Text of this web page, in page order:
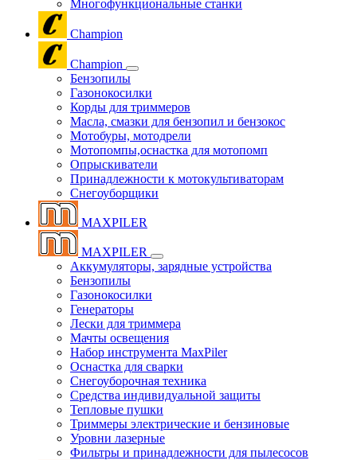
Многофункциональные станки
Champion
Champion
Бензопилы
Газонокосилки
Корды для триммеров
Масла, смазки для бензопил и бензокос
Мотобуры, мотодрели
Мотопомпы,оснастка для мотопомп
Опрыскиватели
Принадлежности к мотокультиваторам
Снегоуборщики
MAXPILER
MAXPILER
Аккумуляторы, зарядные устройства
Бензопилы
Газонокосилки
Генераторы
Лески для триммера
Мачты освещения
Набор инструмента MaxPiler
Оснастка для сварки
Снегоуборочная техника
Средства индивидуальной защиты
Тепловые пушки
Триммеры электрические и бензиновые
Уровни лазерные
Фильтры и принадлежности для пылесосов